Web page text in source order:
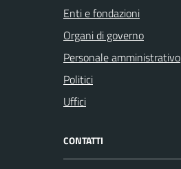
Enti e fondazioni
Organi di governo
Personale amministrativo
Politici
Uffici
CONTATTI